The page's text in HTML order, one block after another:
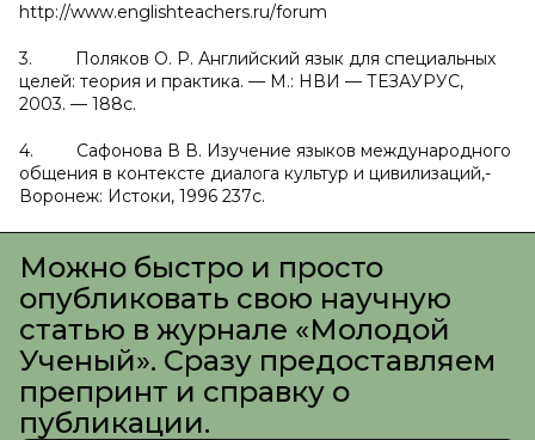
http://www.englishteachers.ru/forum
3. Поляков О. Р. Английский язык для специальных
целей: теория и практика. — М.: НВИ — ТЕЗАУРУС,
2003. — 188с.
4. Сафонова В В. Изучение языков международного
общения в контексте диалога культур и цивилизаций,-
Воронеж: Истоки, 1996 237с.
Можно быстро и просто
опубликовать свою научную
статью в журнале «Молодой
Ученый». Сразу предоставляем
препринт и справку о
публикации.